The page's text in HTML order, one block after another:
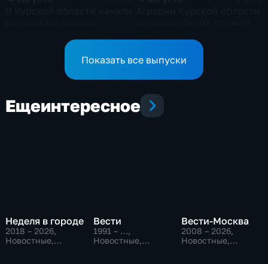
Показать все выпуски
Ещеинтересное
Неделя в городе
2018 – 2026,
Новостные,
Вести
1991 – …,
Новостные,
Вести-Москва
2008 – 2026,
Новостные,